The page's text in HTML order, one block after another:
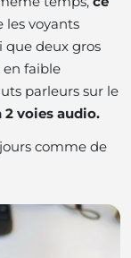
les voyants
que deux gros
en faible
parleurs sur le
voies audio.
comme de